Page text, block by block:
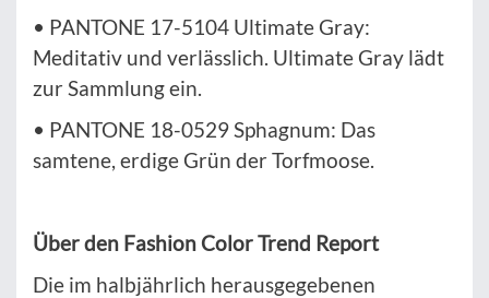
• PANTONE 17-5104 Ultimate Gray:
Meditativ und verlässlich. Ultimate Gray lädt
zur Sammlung ein.
• PANTONE 18-0529 Sphagnum: Das
samtene, erdige Grün der Torfmoose.
Über den Fashion Color Trend Report
Die im halbjährlich herausgegebenen